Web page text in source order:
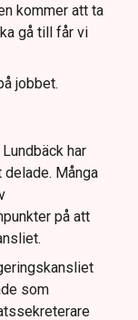
kommer att ta
gå till får vi
jobbet.
har
Många
på att
som